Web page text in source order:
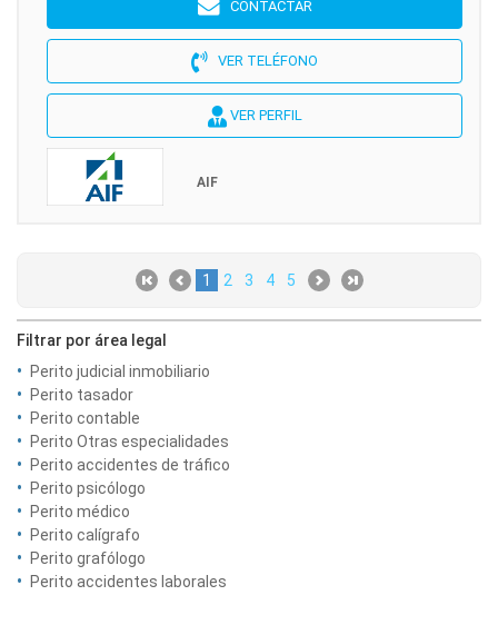
CONTACTAR
VER TELÉFONO
VER PERFIL
AIF
1 2 3 4 5
Filtrar por área legal
Perito judicial inmobiliario
Perito tasador
Perito contable
Perito Otras especialidades
Perito accidentes de tráfico
Perito psicólogo
Perito médico
Perito calígrafo
Perito grafólogo
Perito accidentes laborales